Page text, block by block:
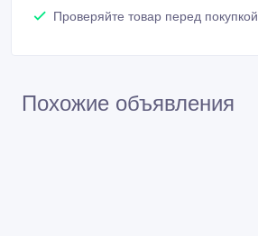
Проверяйте товар перед покупкой
Похожие объявления